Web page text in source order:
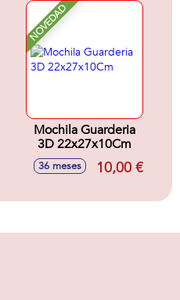
NOVEDAD
Mochila Guarderia
3D 22x27x10Cm
36 meses 10,00 €